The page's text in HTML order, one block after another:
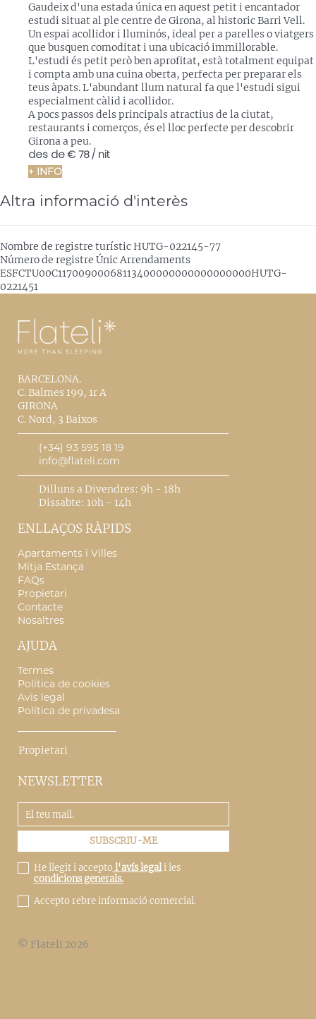
Gaudeix d'una estada única en aquest petit i encantador
estudi situat al ple centre de Girona, al historic Barri Vell.
Un espai acollidor i lluminós, ideal per a parelles o viatgers
que busquen comoditat i una ubicació immillorable.
L'estudi és petit però ben aprofitat, està totalment equipat
i compta amb una cuina oberta, perfecta per preparar els
teus àpats. L'abundant llum natural fa que l'estudi sigui
especialment càlid i acollidor.
A pocs passos dels principals atractius de la ciutat,
restaurants i comerços, és el lloc perfecte per descobrir
Girona a peu.
des de€ 78/ nit
+ INFO
Altra informació d'interès
Nombre de registre turísticHUTG-022145-77
Número de registre Únic Arrendaments
ESFCTU00C11700900068113400000000000000000HUTG-
0221451
BARCELONA.
C. Balmes 199, 1r A
GIRONA
C. Nord, 3 Baixos
(+34) 93 595 18 19
info@flateli.com
Dilluns a Divendres: 9h - 18h
Dissabte: 10h - 14h
ENLLAÇOS RÀPIDS
Apartaments i Villes
Mitja Estança
FAQs
Propietari
Contacte
Nosaltres
AJUDA
Termes
Política de cookies
Avis legal
Política de privadesa
Propietari
NEWSLETTER
He llegit i accepto l'avís legali les
condicions generals.
Accepto rebre informació comercial.
© Flateli 2026